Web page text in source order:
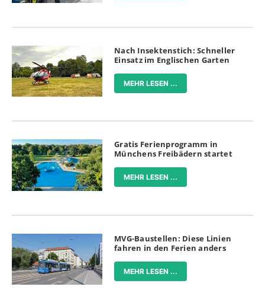
Nach Insektenstich: Schneller
Einsatz im Englischen Garten
MEHR LESEN ...
Gratis Ferienprogramm in
Münchens Freibädern startet
MEHR LESEN ...
MVG-Baustellen: Diese Linien
fahren in den Ferien anders
MEHR LESEN ...